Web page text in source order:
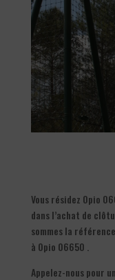
Vous résidez Opio
dans l’achat de
sommes la
à Opio 06650 .
Appelez-nous pour